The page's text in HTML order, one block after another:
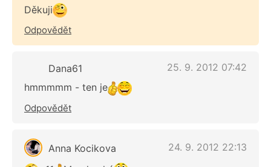
Děkuji
Odpovědět
Dana61
25. 9. 2012 07:42
hmmmmm - ten je
Odpovědět
Anna Kocikova
24. 9. 2012 22:13